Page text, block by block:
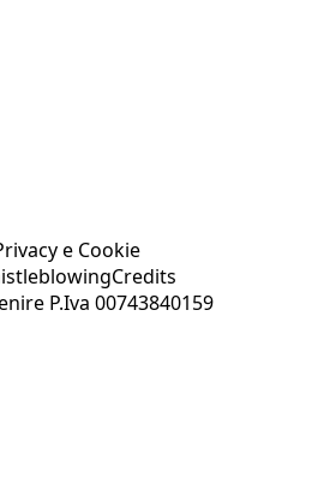
e Cookie
Credits
P.Iva 00743840159